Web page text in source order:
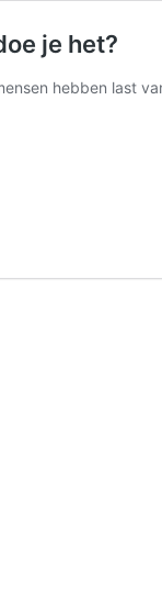
je het?
hebben last